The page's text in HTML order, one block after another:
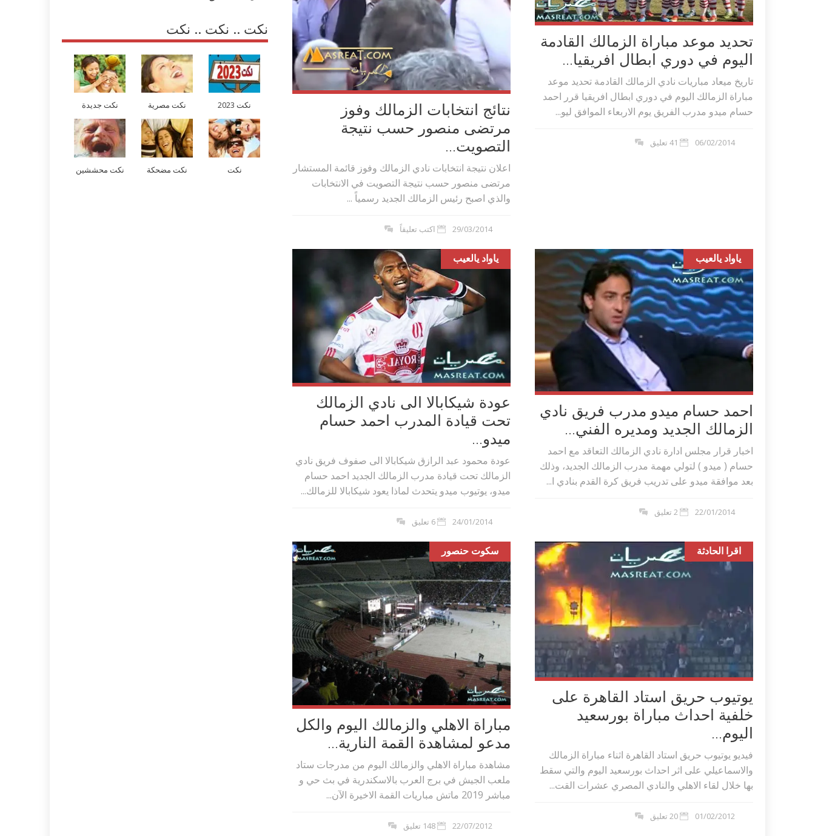
نتائج انتخابات الزمالك وفوز
مرتضى منصور حسب نتيجة
التصويت...
اعلان نتيجة انتخابات نادي الزمالك وفوز قائمة المستشار
مرتضى منصور حسب نتيجة التصويت في الانتخابات
والذي اصبح رئيس الزمالك الجديد رسمياً ...
29/03/2014 اكتب تعليقاً
تحديد موعد مباراة الزمالك القادمة
اليوم في دوري ابطال افريقيا...
تاريخ ميعاد مباريات نادي الزمالك القادمة تحديد موعد
مباراة الزمالك اليوم في دوري ابطال افريقيا قرر احمد
حسام ميدو مدرب الفريق يوم الاربعاء الموافق ليو...
06/02/2014 41 تعليق
ياواد يالعيب
عودة شيكابالا الى نادي الزمالك
تحت قيادة المدرب احمد حسام
ميدو...
عودة محمود عبد الرازق شيكابالا الى صفوف فريق نادي
الزمالك تحت قيادة مدرب الزمالك الجديد احمد حسام
ميدو، يوتيوب ميدو يتحدث لماذا يعود شيكابالا للزمالك...
24/01/2014 6 تعليق
ياواد يالعيب
احمد حسام ميدو مدرب فريق نادي
الزمالك الجديد ومديره الفني...
اخبار قرار مجلس ادارة نادي الزمالك التعاقد مع احمد
حسام ( ميدو ) لتولي مهمة مدرب الزمالك الجديد، وذلك
بعد موافقة ميدو على تدريب فريق كرة القدم بنادي ا...
22/01/2014 2 تعليق
سكوت حنصور
مباراة الاهلي والزمالك اليوم والكل
مدعو لمشاهدة القمة النارية...
مشاهدة مباراة الاهلي والزمالك اليوم من مدرجات ستاد
ملعب الجيش في برج العرب بالاسكندرية في بث حي و
مباشر 2019 ماتش مباريات القمة الاخيرة الآن...
22/07/2012 148 تعليق
اقرا الحادثة
يوتيوب حريق استاد القاهرة على
خلفية احداث مباراة بورسعيد
اليوم...
فيديو يوتيوب حريق استاد القاهرة اثناء مباراة الزمالك
والاسماعيلي على اثر احداث بورسعيد اليوم والتي سقط
بها خلال لقاء الاهلي والنادي المصري عشرات القت...
01/02/2012 20 تعليق
نكت .. نكت .. نكت
نكت 2023 نكت مصرية نكت جديدة
نكت نكت مضحكة نكت محششين